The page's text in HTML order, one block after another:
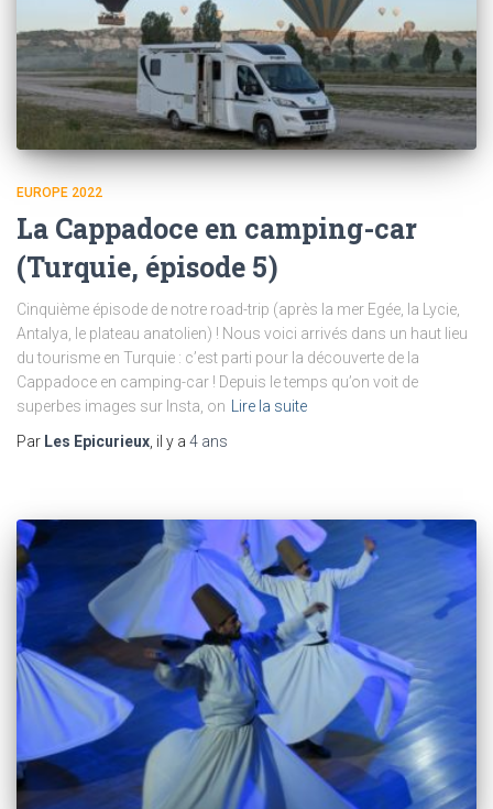
EUROPE 2022
La Cappadoce en camping-car
(Turquie, épisode 5)
Cinquième épisode de notre road-trip (après la mer Egée, la Lycie,
Antalya, le plateau anatolien) ! Nous voici arrivés dans un haut lieu
du tourisme en Turquie : c’est parti pour la découverte de la
Cappadoce en camping-car ! Depuis le temps qu’on voit de
superbes images sur Insta, on
Lire la suite
Par Les Epicurieux , il y a 4 ans